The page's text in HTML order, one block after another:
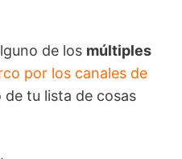
de los múltiples
por los canales de
de tu lista de cosas